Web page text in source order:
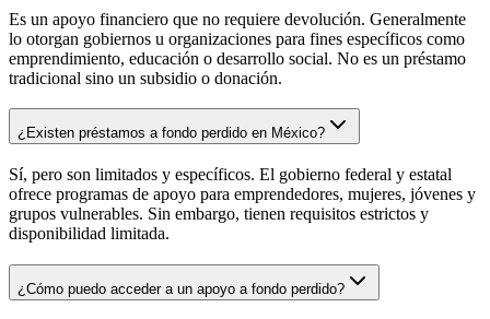
Es un apoyo financiero que no requiere devolución. Generalmente
lo otorgan gobiernos u organizaciones para fines específicos como
emprendimiento, educación o desarrollo social. No es un préstamo
tradicional sino un subsidio o donación.
¿Existen préstamos a fondo perdido en México?
Sí, pero son limitados y específicos. El gobierno federal y estatal
ofrece programas de apoyo para emprendedores, mujeres, jóvenes y
grupos vulnerables. Sin embargo, tienen requisitos estrictos y
disponibilidad limitada.
¿Cómo puedo acceder a un apoyo a fondo perdido?